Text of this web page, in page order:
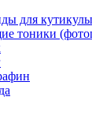
для кутикулы
тоники